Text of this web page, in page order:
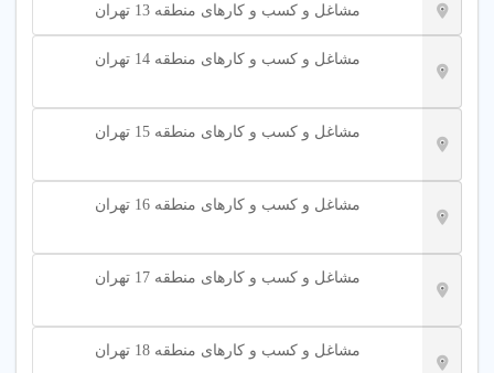
مشاغل و کسب و کارهای منطقه 13 تهران
مشاغل و کسب و کارهای منطقه 14 تهران
مشاغل و کسب و کارهای منطقه 15 تهران
مشاغل و کسب و کارهای منطقه 16 تهران
مشاغل و کسب و کارهای منطقه 17 تهران
مشاغل و کسب و کارهای منطقه 18 تهران